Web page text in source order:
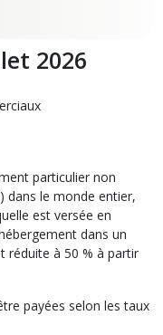
2026
particulier non
dans le monde entier,
est versée en
dans un
réduite à 50 % à partir
payées selon les taux